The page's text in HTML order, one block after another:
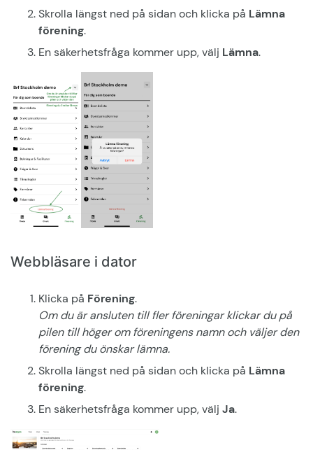
Skrolla längst ned på sidan och klicka på Lämna
förening.
En säkerhetsfråga kommer upp, välj Lämna.
Webbläsare i dator
Klicka på Förening.
Om du är ansluten till fler föreningar klickar du på
pilen till höger om föreningens namn och väljer den
förening du önskar lämna.
Skrolla längst ned på sidan och klicka på Lämna
förening.
En säkerhetsfråga kommer upp, välj Ja.